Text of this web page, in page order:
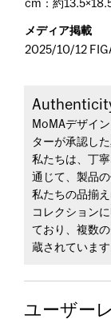
cm：約
メディア掲載
2025/10/12
MoMAデザイ
ターが承認した
私たちは、丁
通じて、製品
私たちの品揃
コレクション
ており、複数
蔵されています
ユーザー